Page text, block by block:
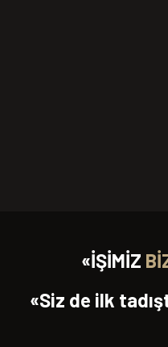
«İŞİMİZ
«Siz de ilk